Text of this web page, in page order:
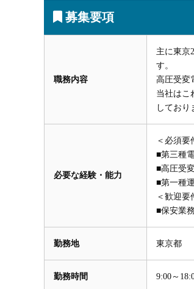
募集要項
職務内容
主に東京
す。
高圧受変
当社はこ
しており
必要な経験・能力
＜必須要
■第三種
■高圧受
■第一種
＜歓迎要
■保安業
勤務地 東京都
勤務時間 9:00～